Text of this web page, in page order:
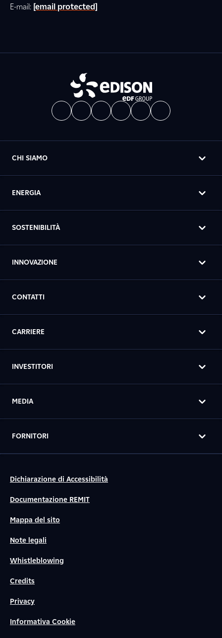
E-mail: [email protected]
CHI SIAMO
ENERGIA
SOSTENIBILITÀ
INNOVAZIONE
CONTATTI
CARRIERE
INVESTITORI
MEDIA
FORNITORI
Dichiarazione di Accessibilità
Documentazione REMIT
Mappa del sito
Note legali
Whistleblowing
Credits
Privacy
Informativa Cookie